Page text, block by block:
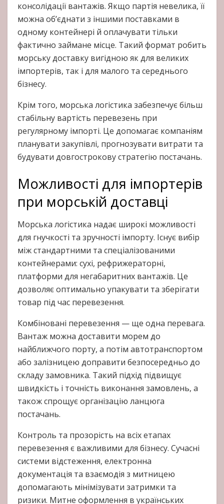
консолідації вантажів. Якщо партія невелика, її
можна об’єднати з іншими поставками в
одному контейнері й оплачувати тільки
фактично займане місце. Такий формат робить
морську доставку вигідною як для великих
імпортерів, так і для малого та середнього
бізнесу.
Крім того, морська логістика забезпечує більш
стабільну вартість перевезень при
регулярному імпорті. Це допомагає компаніям
планувати закупівлі, прогнозувати витрати та
будувати довгострокову стратегію постачань.
Можливості для імпортерів
при морській доставці
Морська логістика надає широкі можливості
для гнучкості та зручності імпорту. Існує вибір
між стандартними та спеціалізованими
контейнерами: сухі, рефрижераторні,
платформи для негабаритних вантажів. Це
дозволяє оптимально упакувати та зберігати
товар під час перевезення.
Комбіновані перевезення — ще одна перевага.
Вантаж можна доставити морем до
найближчого порту, а потім автотранспортом
або залізницею доправити безпосередньо до
складу замовника. Такий підхід підвищує
швидкість і точність виконання замовлень, а
також спрощує організацію ланцюга
постачань.
Контроль та прозорість на всіх етапах
перевезення є важливими для бізнесу. Сучасні
системи відстеження, електронна
документація та взаємодія з митницею
допомагають мінімізувати затримки та
ризики. Митне оформлення в українських